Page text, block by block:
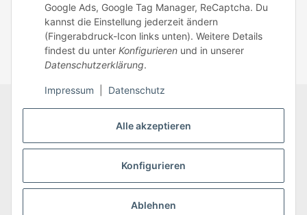
Alle akzeptieren
Konfigurieren
Ablehnen
Google Ads, Google Tag Manager, ReCaptcha. Du
kannst die Einstellung jederzeit ändern
(Fingerabdruck-Icon links unten). Weitere Details
findest du unter Konfigurieren und in unserer
Datenschutzerklärung.
Impressum Datenschutz
Zum Kontakt
Datenschutz AGB
Zahlungsmöglichkeiten
Versandinformationen